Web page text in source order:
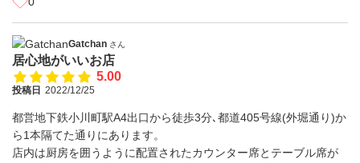
Gatchan さん
居心地がいいお店
5.00
投稿日 2022/12/25
都営地下鉄小川町駅A4出口から徒歩3分､都道405号線(外堀通り)か
ら1本隔てた通りにあります。
店内は厨房を囲うように配置されたカウンター席とテーブル席が